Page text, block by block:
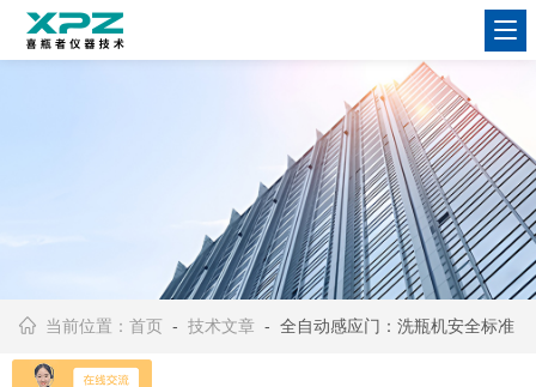
当前位置：首页 -技术文章 - 全自动感应门：洗瓶机安全标准